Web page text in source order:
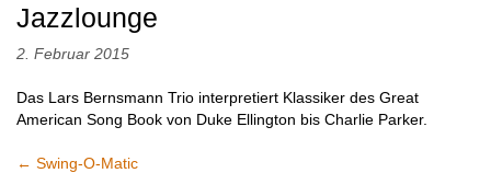
Jazzlounge
2. Februar 2015
Das Lars Bernsmann Trio interpretiert Klassiker des Great
American Song Book von Duke Ellington bis Charlie Parker.
← Swing-O-Matic